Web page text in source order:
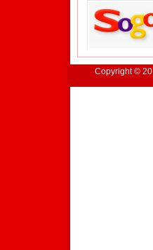
Copyright ©